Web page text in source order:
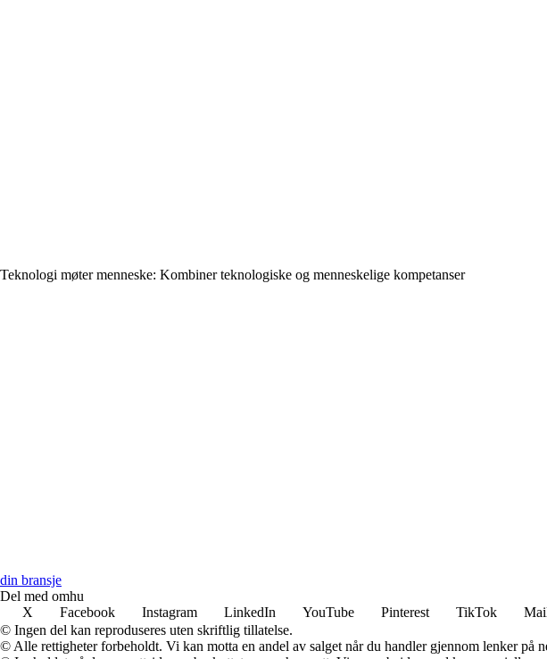
Teknologi møter menneske: Kombiner teknologiske og menneskelige kompetanser
din bransje
Del med omhu
X
Facebook Instagram LinkedIn YouTube Pinterest TikTok
© Ingen del kan reproduseres uten skriftlig tillatelse.
© Alle rettigheter forbeholdt. Vi kan motta en andel av salget når du handler gjennom lenker på